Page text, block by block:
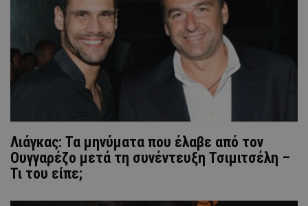
Λιάγκας: Τα μηνύματα που έλαβε από τον
Ουγγαρέζο μετά τη συνέντευξη Τσιμιτσέλη –
Τι του είπε;